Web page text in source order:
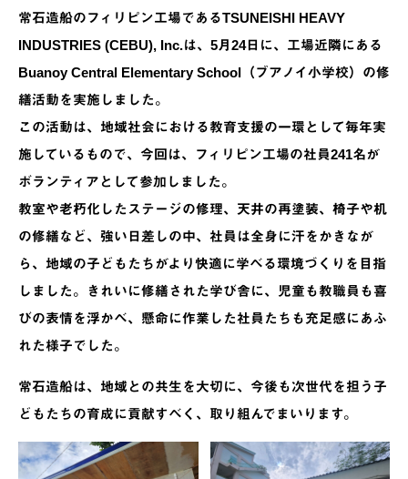
常石造船のフィリピン工場であるTSUNEISHI HEAVY
INDUSTRIES (CEBU), Inc.は、5月24日に、工場近隣にある
Buanoy Central Elementary School（ブアノイ小学校）の修
繕活動を実施しました。
この活動は、地域社会における教育支援の一環として毎年実
施しているもので、今回は、フィリピン工場の社員241名が
ボランティアとして参加しました。
教室や老朽化したステージの修理、天井の再塗装、椅子や机
の修繕など、強い日差しの中、社員は全身に汗をかきなが
ら、地域の子どもたちがより快適に学べる環境づくりを目指
しました。きれいに修繕された学び舎に、児童も教職員も喜
びの表情を浮かべ、懸命に作業した社員たちも充足感にあふ
れた様子でした。
常石造船は、地域との共生を大切に、今後も次世代を担う子
どもたちの育成に貢献すべく、取り組んでまいります。